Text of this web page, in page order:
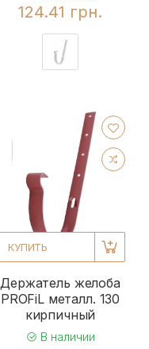
124.41 грн.
КУПИТЬ
Держатель желоба
PROFiL металл. 130
кирпичный
В наличии